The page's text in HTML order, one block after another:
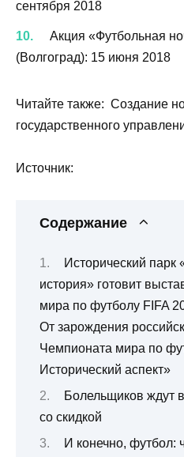
сентября 2018
Акция «Футбольная
(Волгоград): 15 июня 2018
Читайте также: Создание
государственного
Источник:
Содержание
Исторический парк
история» готовит
мира по футболу FIFA
От зарождения
Чемпионата мира по
Исторический аспект»
Болельщиков ждут
со скидкой
И конечно, футбол: